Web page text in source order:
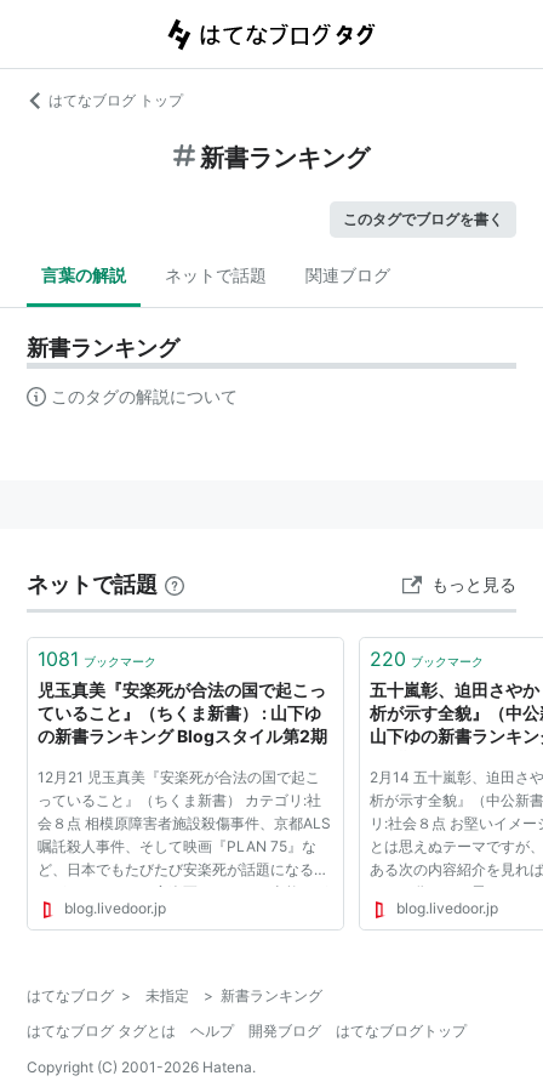
はてなブログ トップ
新書ランキング
このタグでブログを書く
言葉の解説 ネットで話題 関連ブログ
新書ランキング
このタグの解説について
ネットで話題 もっと見る
1081 ブックマーク
児玉真美『安楽死が合法の国で起こっ
ていること』（ちくま新書） : 山下ゆ
の新書ランキング Blogスタイル第2期
12月21 児玉真美『安楽死が合法の国で起こ
っていること』（ちくま新書） カテゴリ:社
会８点 相模原障害者施設殺傷事件、京都ALS
嘱託殺人事件、そして映画『PLAN 75』な
ど、日本でもたびたび安楽死が話題になるこ
とがあります。 安楽死については当然なが
ら賛成派と反対派がいますが、賛成派の1つ
blog.livedoor.jp
220 ブックマーク
五十嵐彰、迫田さや
析が示す全貌』（中
山下ゆの新書ランキ
2月14 五十嵐彰、迫田さ
析が示す全貌』（中公新
リ:社会８点 お堅いイメ
とは思えぬテーマですが
ある次の内容紹介を見れ
かよく分かると思います
交渉を指す「不倫」。毎
blog.livedoor.jp
はてなブログ > 未指定 > 新書ランキング
はてなブログ タグとは
ヘルプ 開発ブログ
はてなブログトップ
Copyright (C) 2001-2026 Hatena.